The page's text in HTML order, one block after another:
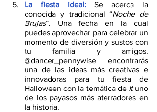
La fiesta ideal: Se acerca la
conocida y tradicional “Noche de
Brujas”. Una fecha en la cual
puedes aprovechar para celebrar un
momento de diversión y sustos con
tu familia y amigos.
@dancer_pennywise encontrarás
una de las ideas más creativas e
innovadoras para tu fiesta de
Halloween con la temática de It uno
de los payasos más aterradores en
la historia.